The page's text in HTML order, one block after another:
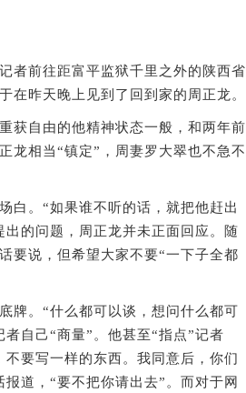
前往距富平监狱千里之外的陕西省
在昨天晚上见到了回到家的周正龙。
自由的他精神状态一般，和两年前
龙相当“镇定”，周妻罗大翠也不急不
。“如果谁不听的话，就把他赶出
的问题，周正龙并未正面回应。随
要说，但希望大家不要“一下子全都
。“什么都可以谈，想问什么都可
自己“商量”。他甚至“指点”记者
要写一样的东西。我同意后，你们
道，“要不把你请出去”。而对于网